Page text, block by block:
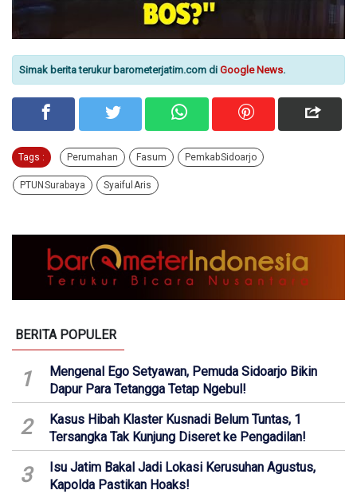
Simak berita terukur barometerjatim.com di Google News.
Tags : Perumahan Fasum Pemkab Sidoarjo
PTUN Surabaya Syaiful Aris
BERITA POPULER
1
Mengenal Ego Setyawan, Pemuda Sidoarjo Bikin
Dapur Para Tetangga Tetap Ngebul!
2
Kasus Hibah Klaster Kusnadi Belum Tuntas, 1
Tersangka Tak Kunjung Diseret ke Pengadilan!
3
Isu Jatim Bakal Jadi Lokasi Kerusuhan Agustus,
Kapolda Pastikan Hoaks!